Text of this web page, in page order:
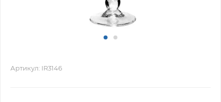
Артикул: IR3146